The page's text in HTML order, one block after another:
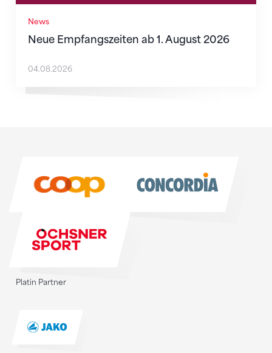
News
Neue Empfangszeiten ab 1. August 2026
04.08.2026
Platin Partner